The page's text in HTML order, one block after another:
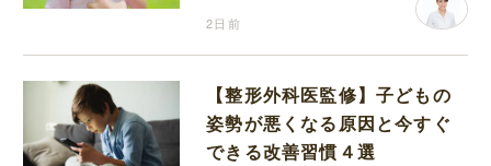
2日前
【整形外科医監修】子どもの
姿勢が悪くなる原因と今すぐ
できる改善習慣４選